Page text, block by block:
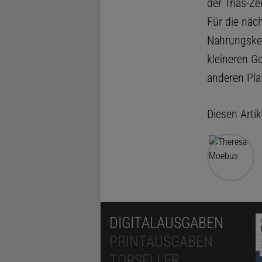
der Trias-
Für die
kleineren
anderen
Diesen
DIGITALAUSGABEN
PRINTAUSGABEN